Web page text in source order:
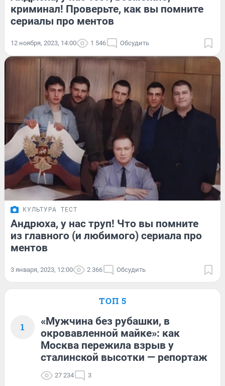
криминал! Проверьте, как вы помните
сериалы про ментов
12 ноября, 2023, 14:00 1 546 Обсудить
КУЛЬТУРА ТЕСТ
Андрюха, у нас труп! Что вы помните
из главного (и любимого) сериала про
ментов
3 января, 2023, 12:00 2 366 Обсудить
ТОП 5
1
«Мужчина без рубашки, в
окровавленной майке»: как
Москва пережила взрыв у
сталинской высотки — репортаж
27 234 3